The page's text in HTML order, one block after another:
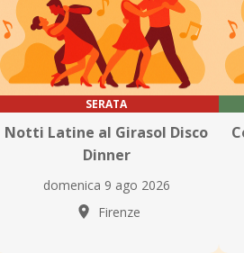
SERATA
Notti Latine al Girasol Disco
Dinner
domenica 9 ago 2026
Firenze